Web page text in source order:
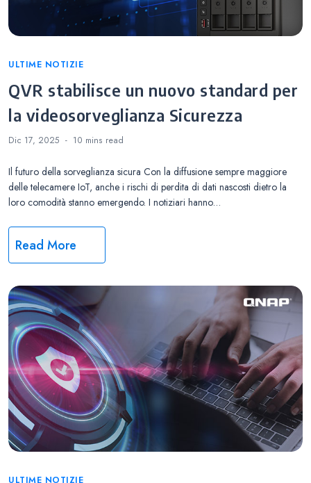
Categories
ULTIME NOTIZIE
QVR stabilisce un nuovo standard per
la videosorveglianza Sicurezza
Dic 17, 2025 10 mins read
Il futuro della sorveglianza sicura Con la diffusione sempre maggiore
delle telecamere IoT, anche i rischi di perdita di dati nascosti dietro la
loro comodità stanno emergendo. I notiziari hanno…
Read More
ULTIME NOTIZIE